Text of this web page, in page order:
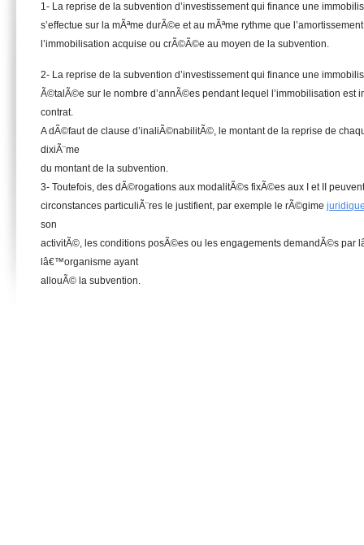
1- La reprise de la subvention d’investissement qui finance une
s’effectue sur la mÃªme durÃ©e et au mÃªme rythme que
l’immobilisation acquise ou crÃ©Ã©e au moyen de la subvention.
2- La reprise de la subvention d’investissement qui finance une
Ã©talÃ©e sur le nombre d’annÃ©es pendant lequel l’immobilisation est
contrat.
A dÃ©faut de clause d’inaliÃ©nabilitÃ©, le montant de la reprise de
dixiÃ¨me
du montant de la subvention.
3- Toutefois, des dÃ©rogations aux modalitÃ©s fixÃ©es aux I et II
circonstances particuliÃ¨res le justifient, par exemple le rÃ©gime
son
activitÃ©, les conditions posÃ©es ou les engagements demandÃ©s par
lâ€™organisme ayant
allouÃ© la subvention.